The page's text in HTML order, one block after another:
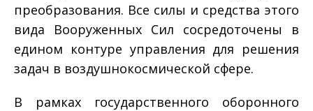
преобразования. Все силы и средства этого
вида Вооруженных Сил сосредоточены в
едином контуре управления для решения
задач в воздушно­космической сфере.
В рамках государственного оборонного